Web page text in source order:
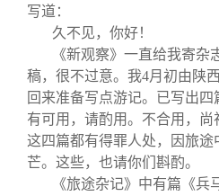
写道：
久不见，你好！
《新观察》一直给我寄杂
稿，很不过意。我4月初由陕
回来准备写点游记。已写出
有可用，请酌用。不合用，尚
这四篇都有得罪人处，因旅
芒。这些，也请你们斟酌。
《旅途杂记》中有篇《兵